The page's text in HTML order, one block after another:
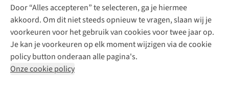
Door “Alles accepteren” te selecteren, ga je hiermee
akkoord. Om dit niet steeds opnieuw te vragen, slaan wij je
voorkeuren voor het gebruik van cookies voor twee jaar op.
Je kan je voorkeuren op elk moment wijzigen via de cookie
policy button onderaan alle pagina's.
Onze cookie policy
Contact
Onze winkels
De wereld van Juttu
Verantwoord ondernemen
Toegankelijkheidsverklaring
HKLiving
Dickies
Sessùn
Strom
O My Bag
Revolution
Follow us